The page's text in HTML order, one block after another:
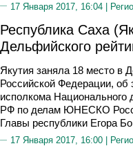
17 Января 2017, 16:04 |
Республика Саха
Дельфийского
Якутия заняла 18 место в
Российской Федерации,
исполкома Национального
РФ по делам ЮНЕСКО
Главы республики Егора
17 Января 2017, 16:00 |